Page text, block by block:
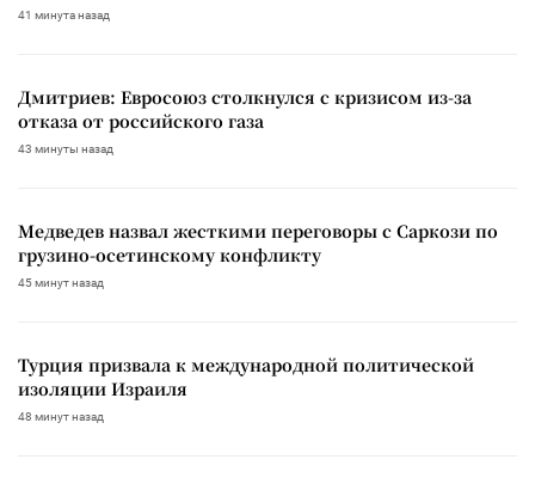
41 минута назад
Дмитриев: Евросоюз столкнулся с кризисом из-за
отказа от российского газа
43 минуты назад
Медведев назвал жесткими переговоры с Саркози по
грузино-осетинскому конфликту
45 минут назад
Турция призвала к международной политической
изоляции Израиля
48 минут назад